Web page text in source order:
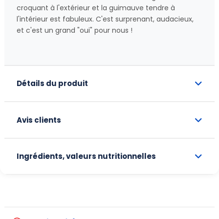
croquant à l'extérieur et la guimauve tendre à
l'intérieur est fabuleux. C'est surprenant, audacieux,
et c'est un grand "oui" pour nous !
Détails du produit
Avis clients
Ingrédients, valeurs nutritionnelles